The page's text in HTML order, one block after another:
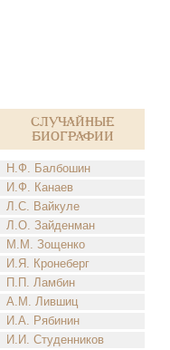
Случайные
биографии
Н.Ф. Балбошин
И.Ф. Канаев
Л.С. Вайкуле
Л.О. Зайденман
М.М. Зощенко
И.Я. Кронеберг
П.П. Ламбин
А.М. Лившиц
И.А. Рябинин
И.И. Студенников